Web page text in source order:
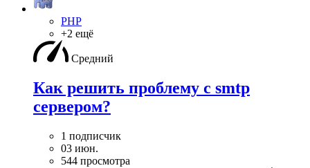
PHP
+2 ещё
Средний
Как решить проблему с smtp
сервером?
1 подписчик
03 июн.
544 просмотра